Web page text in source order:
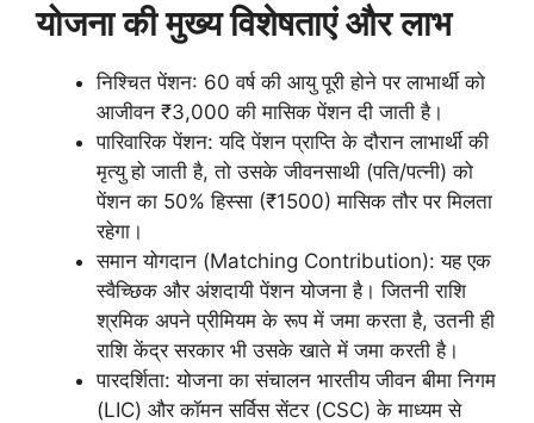
योजना की मुख्य विशेषताएं और लाभ
निश्चित पेंशन: 60 वर्ष की आयु पूरी होने पर लाभार्थी को
आजीवन ₹3,000 की मासिक पेंशन दी जाती है।
पारिवारिक पेंशन: यदि पेंशन प्राप्ति के दौरान लाभार्थी की
मृत्यु हो जाती है, तो उसके जीवनसाथी (पति/पत्नी) को
पेंशन का 50% हिस्सा (₹1500) मासिक तौर पर मिलता
रहेगा।
समान योगदान (Matching Contribution): यह एक
स्वैच्छिक और अंशदायी पेंशन योजना है। जितनी राशि
श्रमिक अपने प्रीमियम के रूप में जमा करता है, उतनी ही
राशि केंद्र सरकार भी उसके खाते में जमा करती है।
पारदर्शिता: योजना का संचालन भारतीय जीवन बीमा निगम
(LIC) और कॉमन सर्विस सेंटर (CSC) के माध्यम से